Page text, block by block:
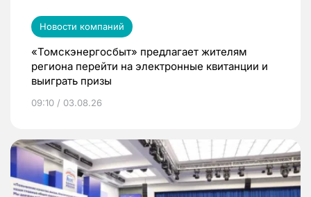
Новости компаний
«Томскэнергосбыт» предлагает жителям
региона перейти на электронные квитанции и
выиграть призы
09:10 / 03.08.26